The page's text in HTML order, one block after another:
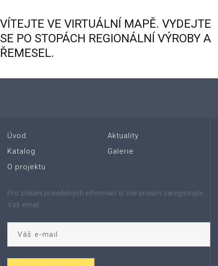
VÍTEJTE VE VIRTUÁLNÍ MAPĚ. VYDEJTE
SE PO STOPÁCH REGIONÁLNÍ VÝROBY A
ŘEMESEL.
Úvod
Katalog
O projektu
Aktuality
Galerie
Pro získání pravidelných informací si zde prosím zaregistrujte
Váš email: